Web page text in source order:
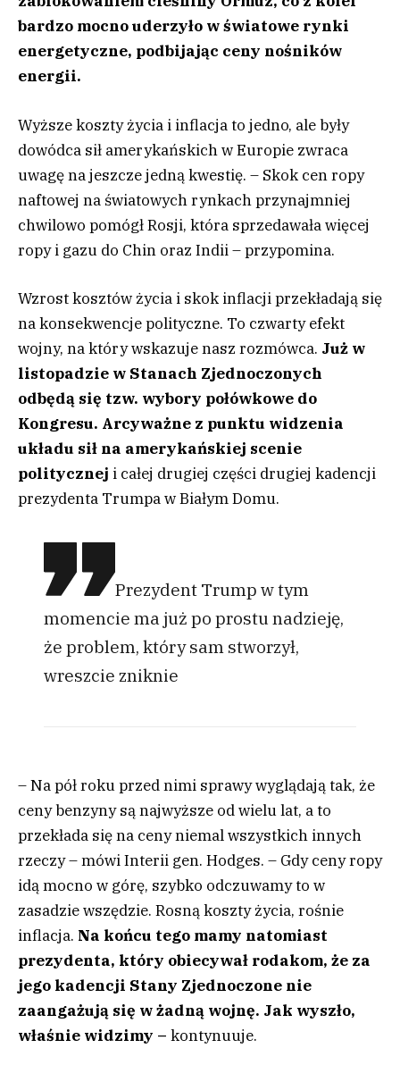
bardzo mocno uderzyło w światowe rynki
energetyczne, podbijając ceny nośników
energii.
Wyższe koszty życia i inflacja to jedno, ale były
dowódca sił amerykańskich w Europie zwraca
uwagę na jeszcze jedną kwestię. – Skok cen ropy
naftowej na światowych rynkach przynajmniej
chwilowo pomógł Rosji, która sprzedawała więcej
ropy i gazu do Chin oraz Indii – przypomina.
Wzrost kosztów życia i skok inflacji przekładają się
na konsekwencje polityczne. To czwarty efekt
wojny, na który wskazuje nasz rozmówca. Już w
listopadzie w Stanach Zjednoczonych
odbędą się tzw. wybory połówkowe do
Kongresu. Arcyważne z punktu widzenia
układu sił na amerykańskiej scenie
politycznej i całej drugiej części drugiej kadencji
prezydenta Trumpa w Białym Domu.
Prezydent Trump w tym
momencie ma już po prostu nadzieję,
że problem, który sam stworzył,
wreszcie zniknie
– Na pół roku przed nimi sprawy wyglądają tak, że
ceny benzyny są najwyższe od wielu lat, a to
przekłada się na ceny niemal wszystkich innych
rzeczy – mówi Interii gen. Hodges. – Gdy ceny ropy
idą mocno w górę, szybko odczuwamy to w
zasadzie wszędzie. Rosną koszty życia, rośnie
inflacja. Na końcu tego mamy natomiast
prezydenta, który obiecywał rodakom, że za
jego kadencji Stany Zjednoczone nie
zaangażują się w żadną wojnę. Jak wyszło,
właśnie widzimy – kontynuuje.